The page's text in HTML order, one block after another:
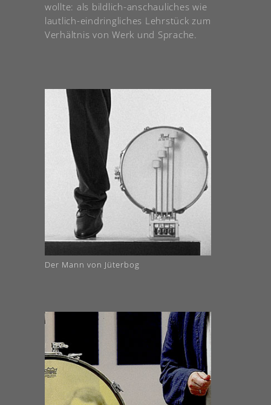
wollte: als bildlich-anschauliches wie
lautlich-eindringliches Lehrstück zum
Verhältnis von Werk und Sprache.
Der Mann von Jüterbog